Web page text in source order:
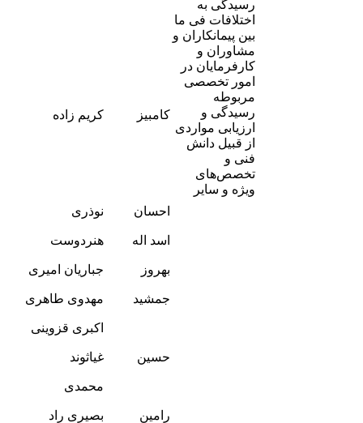
رسیدگی به
اختلافات فی ما
بین پیمانکاران و
مشاوران و
کارفرمایان در
امور تخصصی
مربوطه
رسیدگی و
ارزیابی مواردی
از قبیل دانش
فنی و
تخصص‌های
ویژه و سایر
کامبیز کریم زاده
احسان نوذری
اسد اله
هنردوست
بهروز
جباریان امیری
جمشید
مهدوی طاهری
حسین
اکبری قزوینی
غیاثوند
محمدی
رامین
بصیری راد